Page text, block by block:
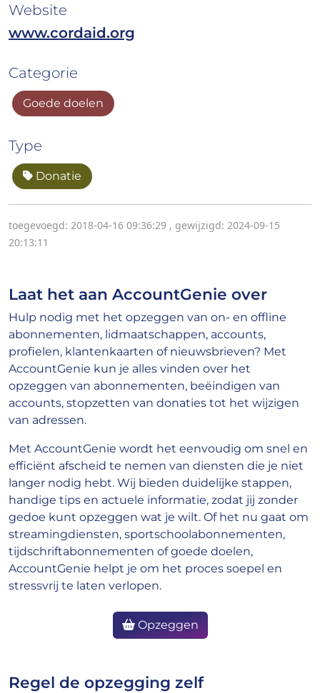
Website
www.cordaid.org
Categorie
Goede doelen
Type
Donatie
toegevoegd: 2018-04-16 09:36:29 , gewijzigd: 2024-09-15
20:13:11
Laat het aan AccountGenie over
Hulp nodig met het opzeggen van on- en offline
abonnementen, lidmaatschappen, accounts,
profielen, klantenkaarten of nieuwsbrieven? Met
AccountGenie kun je alles vinden over het
opzeggen van abonnementen, beëindigen van
accounts, stopzetten van donaties tot het wijzigen
van adressen.
Met AccountGenie wordt het eenvoudig om snel en
efficiënt afscheid te nemen van diensten die je niet
langer nodig hebt. Wij bieden duidelijke stappen,
handige tips en actuele informatie, zodat jij zonder
gedoe kunt opzeggen wat je wilt. Of het nu gaat om
streamingdiensten, sportschoolabonnementen,
tijdschriftabonnementen of goede doelen,
AccountGenie helpt je om het proces soepel en
stressvrij te laten verlopen.
Opzeggen
Regel de opzegging zelf